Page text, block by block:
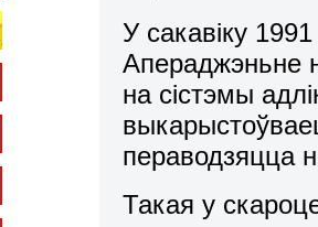
У сакавіку
Апераджэньне
на сістэмы
пераводзяцца
Такая у